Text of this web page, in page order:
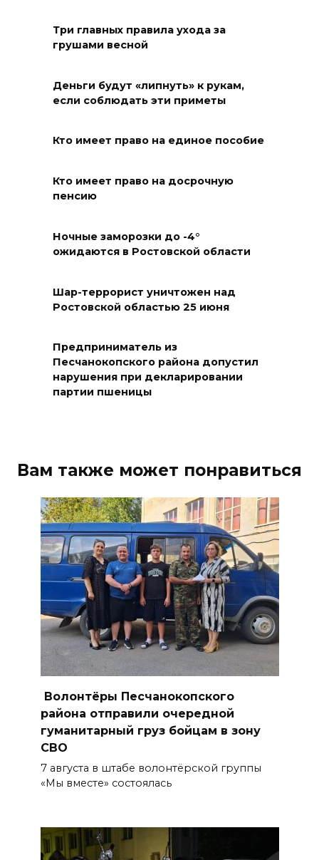
ростовчане установили
самодельные поилки для
08 августа 2026 16:56
на субботник в парке
08 августа 2026 15:59
нечем: как ростовчане
08 августа 2026 14:04
В Волгодонске мужчина
поджег газ в квартире
бывшей жены, эвакуированы
7 человек
жителей Ростовской области
с Днем физкультурника
08 августа 2026 10:49
Ростовчане оказались среди
эвакуированных с пляжа в
Новороссийске
08 августа 2026 10:40
В Ростовской области
ликвидировали 16
техногенных пожаров и 30
возгораний растительности
08 августа 2026 10:35
В Ростовской области
высокого риска пожаров
08 августа 2026 09:32
Три главных правила ухода за
грушами весной
Деньги будут «липнуть» к рукам,
если соблюдать эти приметы
Кто имеет право на единое пособие
Кто имеет право на досрочную
пенсию
Ночные заморозки до -4°
ожидаются в Ростовской области
Шар-террорист уничтожен над
Ростовской областью 25 июня
Предприниматель из
Песчанокопского района допустил
нарушения при декларировании
партии пшеницы
Вам также может понравиться
Волонтёры Песчанокопского
района отправили очередной
гуманитарный груз бойцам в зону
СВО
7 августа в штабе волонтёрской группы
«Мы вместе» состоялась